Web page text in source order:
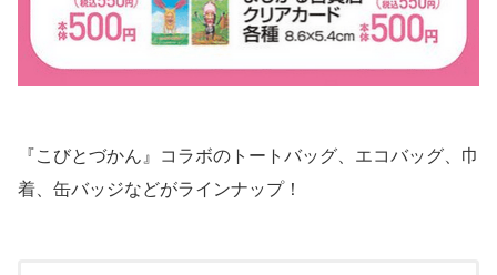
『こびとづかん』コラボのトートバッグ、エコバッグ、巾
着、缶バッジなどがラインナップ！